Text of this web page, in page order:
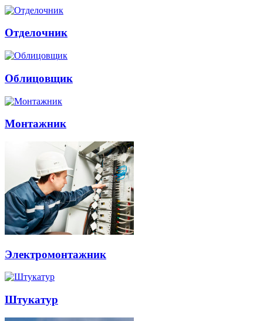
Отделочник
Облицовщик
Монтажник
Электромонтажник
Штукатур